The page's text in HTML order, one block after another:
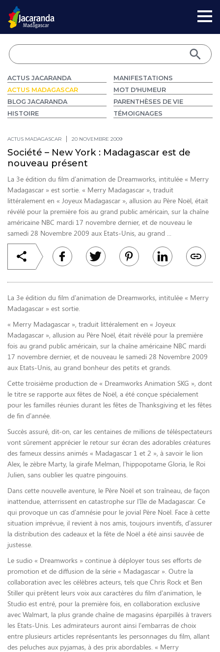
ACTUS JACARANDA
ACTUS MADAGASCAR
BLOG JACARANDA
HISTOIRE
MANIFESTATIONS
MOT D'HUMEUR
PARENTHÈSES DE VIE
TÉMOIGNAGES
ACTUS MADAGASCAR 20 NOVEMBRE 2009
Société – New York : Madagascar est de
nouveau présent
La 3e édition du film d’animation de Dreamworks, intitulée « Merry
Madagascar » est sortie. « Merry Madagascar », traduit
littéralement en « Joyeux Madagascar », allusion au Père Noël, était
révélé pour la première fois au grand public américain, sur la chaîne
américaine NBC mardi 17 novembre dernier, et de nouveau le
samedi 28 Novembre 2009 aux Etats-Unis, au grand ...
La 3e édition du film d’animation de Dreamworks, intitulée « Merry
Madagascar » est sortie.
« Merry Madagascar », traduit littéralement en « Joyeux
Madagascar », allusion au Père Noël, était révélé pour la première
fois au grand public américain, sur la chaîne américaine NBC mardi
17 novembre dernier, et de nouveau le samedi 28 Novembre 2009
aux Etats-Unis, au grand bonheur des petits et grands.
Cette troisième production de « Dreamworks Animation SKG », dont
le titre se rapporte aux fêtes de Noël, a été conçue spécialement
pour les familles réunies durant les fêtes de Thanksgiving et les fêtes
de fin d’année.
Succès assuré, dit-on, car les centaines de millions de téléspectateurs
vont sûrement apprécier le retour sur écran des adorables créatures
des fameux dessins animés « Madagascar 1 et 2 », à savoir le lion
Alex, le zèbre Marty, la girafe Melman, l’hippopotame Gloria, le Roi
Julien, sans oublier les quatre pingouins.
Dans cette nouvelle aventure, le Père Noël et son traîneau, de façon
inattendue, atterrissent en catastrophe sur l’Ile de Madagascar. Ce
qui provoque un cas d’amnésie pour le jovial Père Noël. Face à cette
situation imprévue, il revient à nos amis, toujours inventifs, d’assurer
la distribution des cadeaux et la fête de Noël a été ainsi sauvée de
justesse.
Le sudio « Dreamworks » continue à déployer tous ses efforts de
promotion et de diffusion de la série « Madagascar ». Outre la
collaboration avec les célèbres acteurs, tels que Chris Rock et Ben
Stiller qui prêtent leurs voix aux caractères du film d’animation, le
Studio est entré, pour la première fois, en collaboration exclusive
avec Walmart, la plus grande chaîne de magasins éparpillés à travers
les Etats-Unis. Les admirateurs auront ainsi l’embarras de choix
entre plusieurs articles représentants les personnages du film, allant
des peluches aux pyjamas, à des prix abordables. « Merry